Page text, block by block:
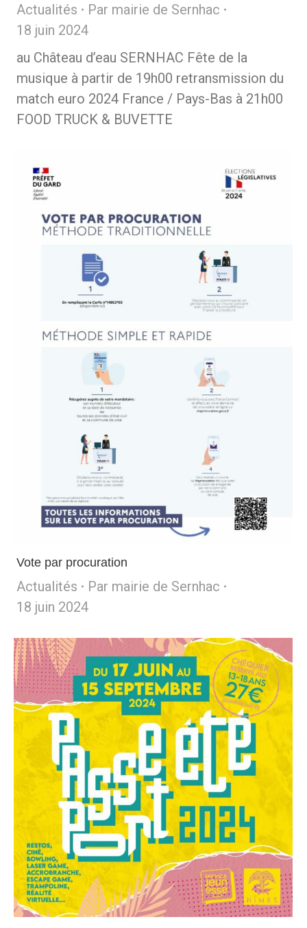
Actualités Par mairie de Sernhac
18 juin 2024
au Château d’eau SERNHAC Fête de la
musique à partir de 19h00 retransmission du
match euro 2024 France / Pays-Bas à 21h00
FOOD TRUCK & BUVETTE
Vote par procuration
Actualités Par mairie de Sernhac
18 juin 2024